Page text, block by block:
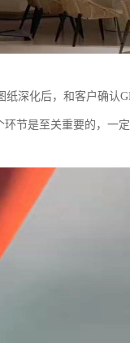
深化后，和客户确认
节是至关重要的，一